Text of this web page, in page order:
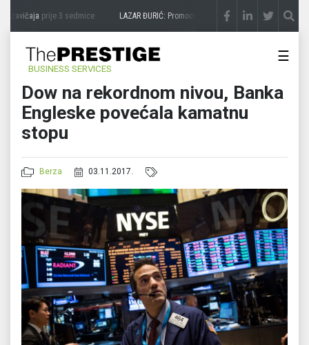
zavičajaprije 3 sedmice LAZAR ĐURIĆ: Promocija potencijal pretvara u destinaciju
BUSINESS SERVICES
☰
Dow na rekordnom nivou, Banka
Engleske povećala kamatnu
stopu
Berza 03.11.2017.